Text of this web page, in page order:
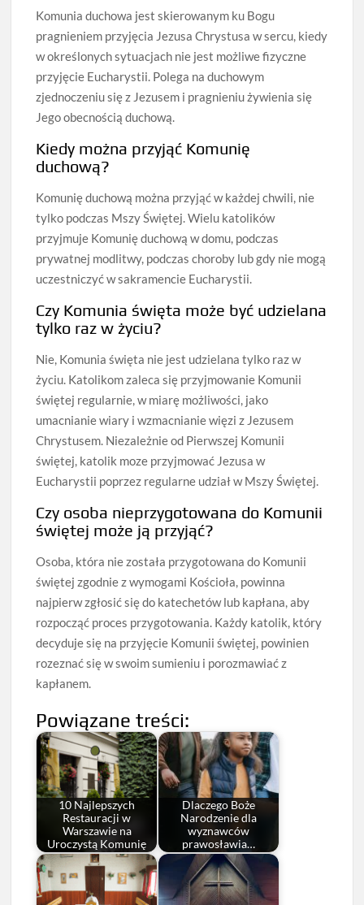
Komunia duchowa jest skierowanym ku Bogu
pragnieniem przyjęcia Jezusa Chrystusa w sercu, kiedy
w określonych sytuacjach nie jest możliwe fizyczne
przyjęcie Eucharystii. Polega na duchowym
zjednoczeniu się z Jezusem i pragnieniu żywienia się
Jego obecnością duchową.
Kiedy można przyjąć Komunię
duchową?
Komunię duchową można przyjąć w każdej chwili, nie
tylko podczas Mszy Świętej. Wielu katolików
przyjmuje Komunię duchową w domu, podczas
prywatnej modlitwy, podczas choroby lub gdy nie mogą
uczestniczyć w sakramencie Eucharystii.
Czy Komunia święta może być udzielana
tylko raz w życiu?
Nie, Komunia święta nie jest udzielana tylko raz w
życiu. Katolikom zaleca się przyjmowanie Komunii
świętej regularnie, w miarę możliwości, jako
umacnianie wiary i wzmacnianie więzi z Jezusem
Chrystusem. Niezależnie od Pierwszej Komunii
świętej, katolik moze przyjmować Jezusa w
Eucharystii poprzez regularne udział w Mszy Świętej.
Czy osoba nieprzygotowana do Komunii
świętej może ją przyjąć?
Osoba, która nie została przygotowana do Komunii
świętej zgodnie z wymogami Kościoła, powinna
najpierw zgłosić się do katechetów lub kapłana, aby
rozpocząć proces przygotowania. Każdy katolik, który
decyduje się na przyjęcie Komunii świętej, powinien
rozeznać się w swoim sumieniu i porozmawiać z
kapłanem.
Powiązane treści:
10 Najlepszych
Restauracji w
Warszawie na
Uroczystą Komunię
Dlaczego Boże
Narodzenie dla
wyznawców
prawosławia…